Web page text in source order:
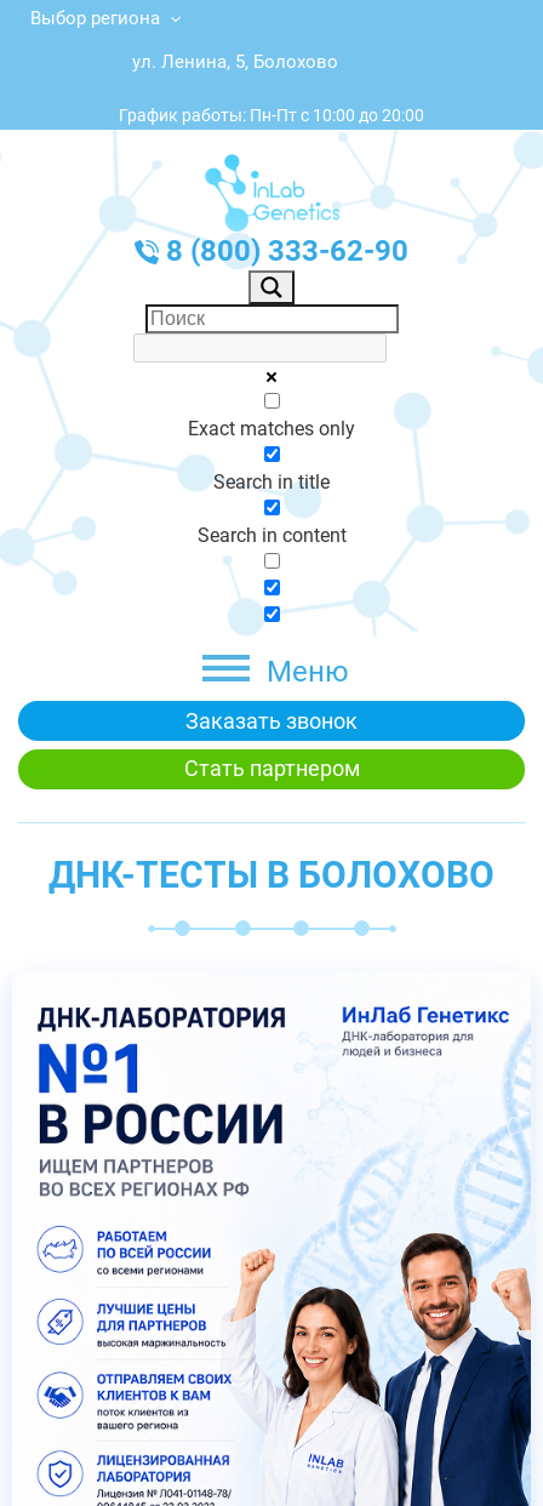
Выбор региона
ул. Ленина, 5, Болохово
График работы: Пн-Пт с 10:00 до 20:00
8 (800) 333-62-90
Exact matches only
Search in title
Search in content
Меню
Заказать звонок
Стать партнером
ДНК-ТЕСТЫ В БОЛОХОВО